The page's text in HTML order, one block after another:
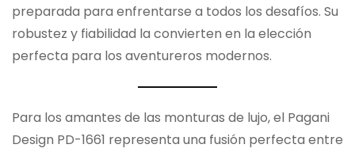
preparada para enfrentarse a todos los desafíos. Su
robustez y fiabilidad la convierten en la elección
perfecta para los aventureros modernos.
Para los amantes de las monturas de lujo, el Pagani
Design PD-1661 representa una fusión perfecta entre